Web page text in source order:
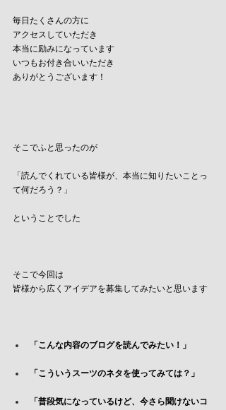
毎日たくさんの方に
アクセスしていただき
本当に励みになっています
いつもお付き合いいただき
ありがとうございます！
そこでふと思ったのが
「読んでくれている皆様が、本当に知りたいことっ
て何だろう？」
ということでした
そこで今回は
皆様から広くアイデアを募集してみたいと思います
「こんな内容のブログを読んでみたい！」
「こういうスーツのネタを使ってみては？」
「普段気になっているけど、今さら聞けないコ